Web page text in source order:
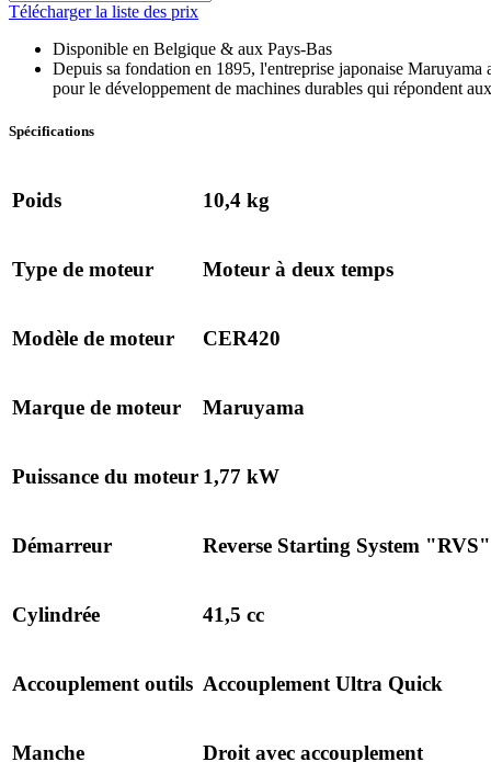
Télécharger la liste des prix
Disponible en Belgique & aux Pays-Bas
Depuis sa fondation en 1895, l'entreprise japonaise Maruyama
pour le développement de machines durables qui répondent
Spécifications
Poids 10,4 kg
Type de moteur Moteur à deux temps
Modèle de moteur CER420
Marque de moteur Maruyama
Puissance du moteur 1,77 kW
Démarreur Reverse Starting System "RVS"
Cylindrée 41,5 cc
Accouplement outils Accouplement Ultra Quick
Manche Droit avec accouplement